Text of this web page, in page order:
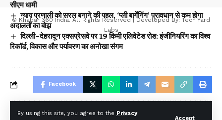
By using this site, you agree to the Privacy
Accept
सीएम धामी
न्याय प्रणाली को सरल बनाने की पहल, ‘प्ली बार्गेनिंग’ प्रावधान से कम होगा
अदालतों का बोझ
दिल्ली–देहरादून एक्सप्रेसवे पर 19 किमी एलिवेटेड रोड: इंजीनियरिंग का विश्व
रिकॉर्ड, विकास और पर्यावरण का अनोखा संगम
Facebook
© Khabar 360 India. All Rights Reserved | Developed By: Tech Yard
Labs